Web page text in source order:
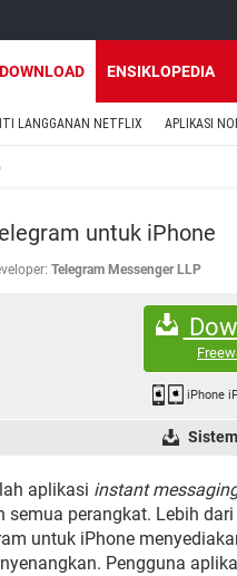
DOWNLOAD ENSIKLOPEDIA
LANGGANAN NETFLIX APLIKASI
untuk iPhone
Telegram Messenger LLP
iPhone
aplikasi instant
perangkat. Lebih
untuk iPhone
Pengguna